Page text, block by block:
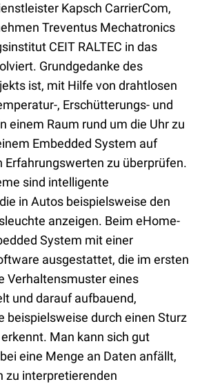
Kapsch CarrierCom,
Treventus Mechatronics
CEIT RALTEC in das
Grundgedanke des
ist, mit Hilfe von drahtlosen
, Erschütterungs- und
einem Raum rund um die Uhr zu
Embedded System auf
Erfahrungswerten zu überprüfen.
sind intelligente
in Autos beispielsweise den
anzeigen. Beim eHome-
System mit einer
ausgestattet, die im ersten
Verhaltensmuster eines
und darauf aufbauend,
beispielsweise durch einen Sturz
Man kann sich gut
eine Menge an Daten anfällt,
zu interpretierenden